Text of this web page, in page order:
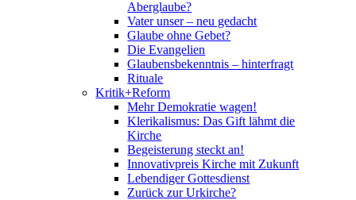
Aberglaube?
Vater unser – neu gedacht
Glaube ohne Gebet?
Die Evangelien
Glaubensbekenntnis – hinterfragt
Rituale
Kritik+Reform
Mehr Demokratie wagen!
Klerikalismus: Das Gift lähmt die
Kirche
Begeisterung steckt an!
Innovativpreis Kirche mit Zukunft
Lebendiger Gottesdienst
Zurück zur Urkirche?